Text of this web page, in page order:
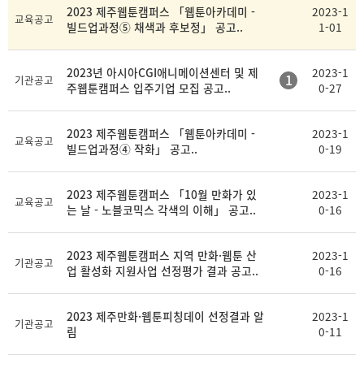
교육공고
2023 제주웹툰캠퍼스 「웹툰아카데미 -
빌드업과정⑤ 채색과 후보정」 공고..
2023-1
1-01
기관공고
2023년 아시아CGI애니메이션센터 및 제
주웹툰캠퍼스 입주기업 모집 공고..
1
2023-1
0-27
교육공고
2023 제주웹툰캠퍼스 「웹툰아카데미 -
빌드업과정④ 작화」 공고..
2023-1
0-19
교육공고
2023 제주웹툰캠퍼스 「10월 만화가 있
는 날 - 노블코믹스 각색의 이해」 공고..
2023-1
0-16
기관공고
2023 제주웹툰캠퍼스 지역 만화·웹툰 산
업 활성화 지원사업 선정평가 결과 공고..
2023-1
0-16
기관공고
2023 제주만화·웹툰피칭데이 선정결과 알
림
2023-1
0-11